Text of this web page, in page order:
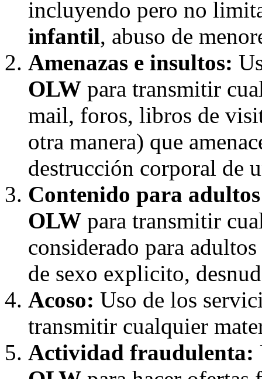
incluyendo pero no
infantil, abuso de
Amenazas e insultos:
OLW para transmitir
mail, foros, libros de
otra manera) que
destrucción corporal de
Contenido para
OLW para transmitir
considerado para
de sexo explicito,
Acoso: Uso de los
transmitir cualquier
Actividad fraudulenta: